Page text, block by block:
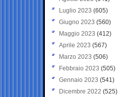
Luglio 2023 (605)
Giugno 2023 (560)
Maggio 2023 (412)
Aprile 2023 (567)
Marzo 2023 (506)
Febbraio 2023 (505)
Gennaio 2023 (541)
Dicembre 2022 (525)